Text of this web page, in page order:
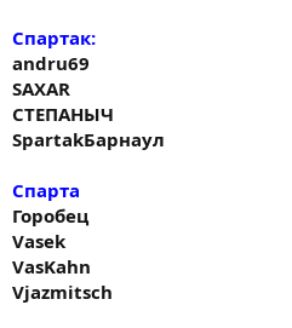
Спартак:
andru69
SAXAR
СТЕПАНЫЧ
SpartakБарнаул
Спарта
Горобец
Vasek
VasKahn
Vjazmitsch